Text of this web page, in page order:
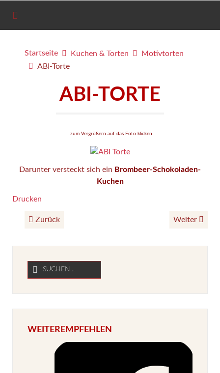
Startseite Kuchen & Torten
Motivtorten
ABI-Torte
ABI-TORTE
zum Vergrößern auf das Foto klicken
Darunter versteckt sich ein Brombeer-Schokoladen-
Kuchen
Drucken
Zurück Weiter
WEITEREMPFEHLEN